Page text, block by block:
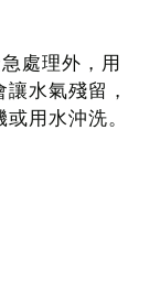
處理外，用
水氣殘留，
用水沖洗。